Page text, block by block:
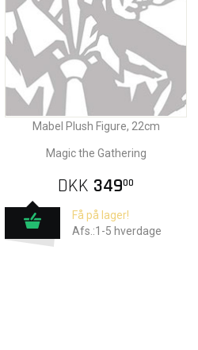
Mabel Plush Figure, 22cm
Magic the Gathering
DKK 34900
Få på lager!
Afs.:1-5 hverdage